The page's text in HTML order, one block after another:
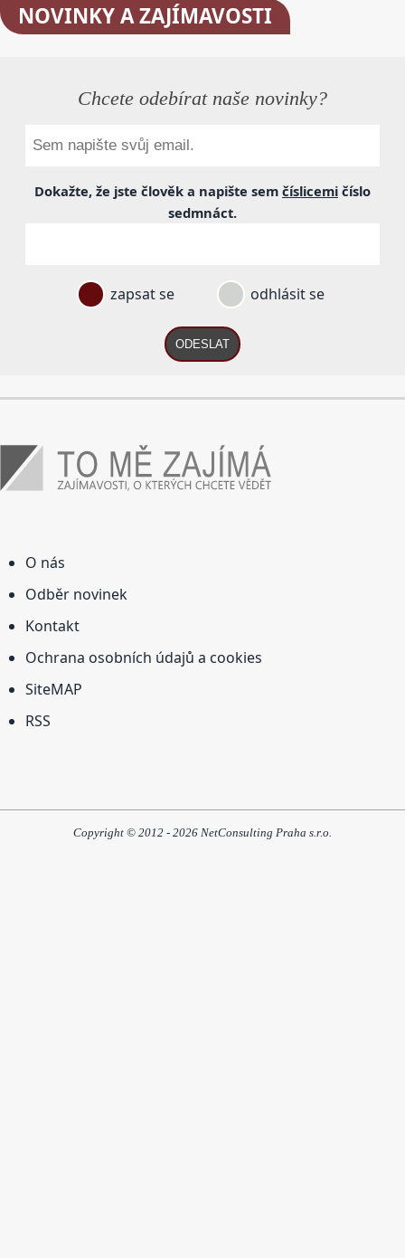
NOVINKYA ZAJÍMAVOSTI
Chcete odebírat naše novinky?
Dokažte, že jste člověk a napište sem číslicemi číslo
sedmnáct.
zapsat se odhlásit se
ODESLAT
O nás
Odběr novinek
Kontakt
Ochrana osobních údajů a cookies
SiteMAP
RSS
Copyright © 2012 - 2026 NetConsulting Praha s.r.o.